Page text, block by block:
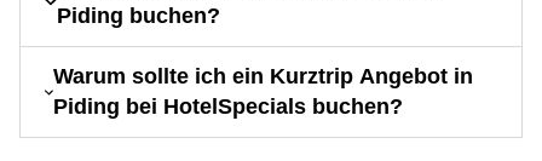
Piding buchen?
Warum sollte ich ein Kurztrip Angebot in
Piding bei HotelSpecials buchen?